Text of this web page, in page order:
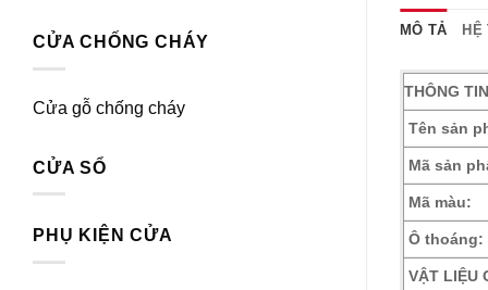
CỬA CHỐNG CHÁY
Cửa gỗ chống cháy
CỬA SỔ
PHỤ KIỆN CỬA
MÔ TẢ HỆ
THÔNG
Tên sản
Mã sản
Mã màu:
Ô thoáng:
VẬT LIỆU